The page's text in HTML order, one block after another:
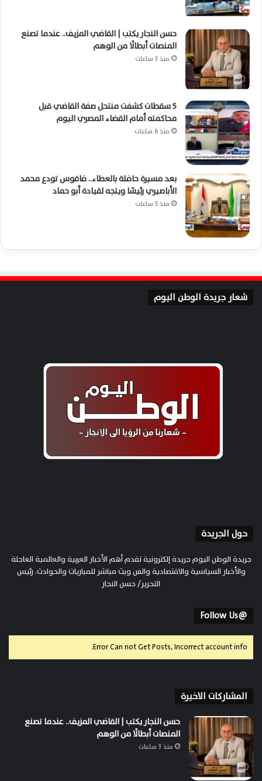
حسن النجار يكتب | القاضي المزيف.. عندما تصنع
المنصات أبطالًا من الوهم
منذ 3 ساعات
5 سقطات كشفت منتحل صفة القاضي قبل
محاكمته أمام القضاء المصري اليوم
منذ 6 ساعات
بعد مسيرة حافلة بالعطاء.. فاقوس تودع محمد
الأباصيري رئيسًا ويتجه لقيادة أبو حماد
منذ 5 ساعات
شعار جريدة الوطن اليوم
حول الجريدة
جريدة الوطن اليوم جريدة إلكترونية تقدم أهم الأخبار العربية والعالمية العاجلة
والأخبار السياسية والاقتصادية والفن وبث مباشر للمباريات والحوادث. رئيس
التحرير/ حسن النجار
@Follow Us
Error Can not Get Posts, Incorrect account info.
المشاركات الاخيرة
حسن النجار يكتب | القاضي المزيف.. عندما تصنع
المنصات أبطالًا من الوهم
منذ 3 ساعات